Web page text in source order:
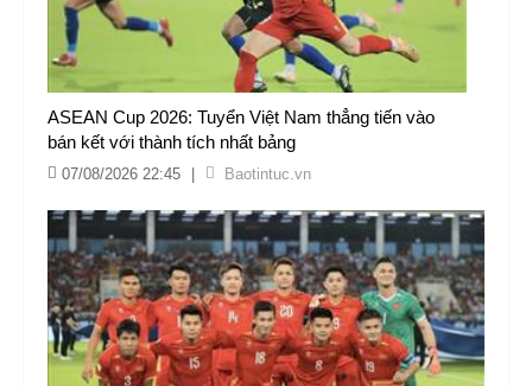
ASEAN Cup 2026: Tuyển Việt Nam thẳng tiến vào
bán kết với thành tích nhất bảng
07/08/2026 22:45 Baotintuc.vn